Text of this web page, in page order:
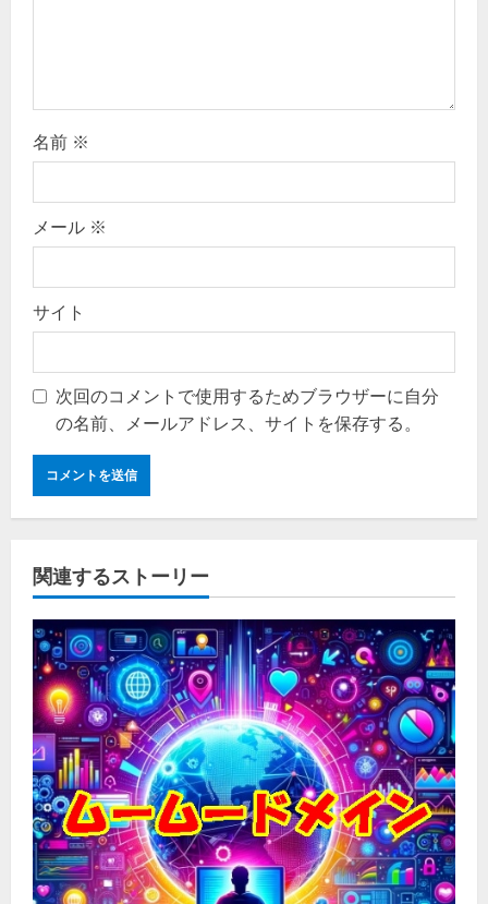
名前 ※
メール ※
サイト
次回のコメントで使用するためブラウザーに自分
の名前、メールアドレス、サイトを保存する。
関連するストーリー